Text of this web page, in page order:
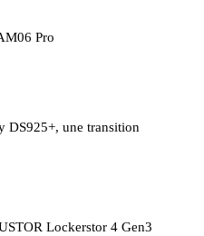
Pro
DS925+, une transition
Lockerstor 4 Gen3